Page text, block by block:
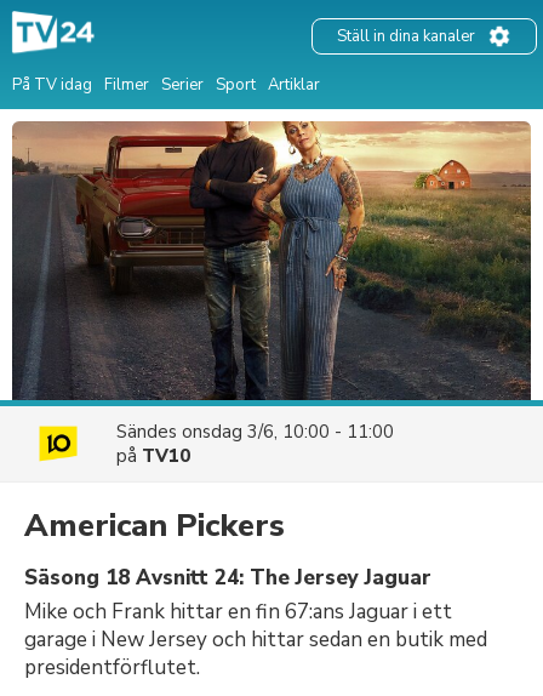
På TV idag Filmer Serier Sport Artiklar
Ställ in dina kanaler
Sändes onsdag 3/6, 10:00 - 11:00
på TV10
American Pickers
Säsong 18 Avsnitt 24: The Jersey Jaguar
Mike och Frank hittar en fin 67:ans Jaguar i ett
garage i New Jersey och hittar sedan en butik med
presidentförflutet.